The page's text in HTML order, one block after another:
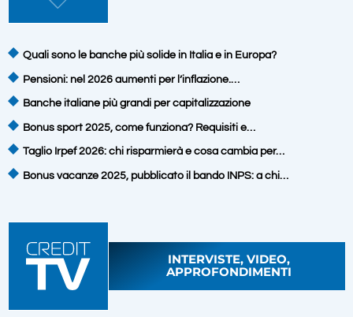
Quali sono le banche più solide in Italia e in Europa?
Pensioni: nel 2026 aumenti per l’inflazione.…
Banche italiane più grandi per capitalizzazione
Bonus sport 2025, come funziona? Requisiti e…
Taglio Irpef 2026: chi risparmierà e cosa cambia per…
Bonus vacanze 2025, pubblicato il bando INPS: a chi…
INTERVISTE, VIDEO,
APPROFONDIMENTI